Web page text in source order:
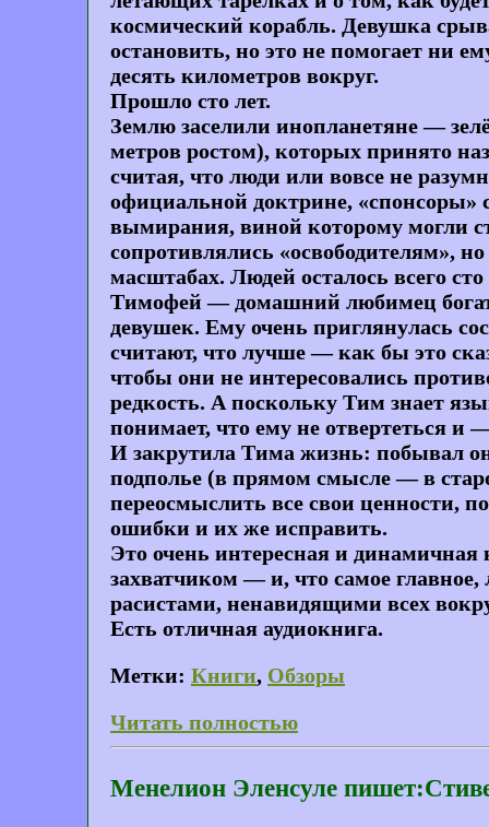
космический корабль. Девушка
остановить, но это не помогает ни
десять километров вокруг.
Прошло сто лет.
Землю заселили инопланетяне —
метров ростом), которых принято
считая, что люди или вовсе не
официальной доктрине, «спонсоры»
вымирания, виной которому могли
сопротивлялись «освободителям»,
масштабах. Людей осталось всего
Тимофей — домашний любимец
девушек. Ему очень приглянулась
считают, что лучше — как бы это
чтобы они не интересовались
редкость. А поскольку Тим знает
понимает, что ему не отвертеться и
И закрутила Тима жизнь: побывал
подполье (в прямом смысле — в
переосмыслить все свои ценности,
ошибки и их же исправить.
Это очень интересная и динамичная
захватчиком — и, что самое
расистами, ненавидящими всех
Есть отличная аудиокнига.
Метки: Книги, Обзоры
Читать полностью
Менелион Эленсуле